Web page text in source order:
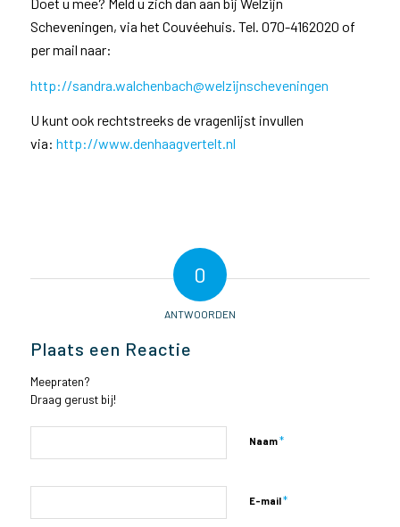
Scheveningen, via het Couvéehuis. Tel. 070-4162020 of
per mail naar:
http://sandra.walchenbach@welzijnscheveningen
U kunt ook rechtstreeks de vragenlijst invullen
via: http://www.denhaagvertelt.nl
0
ANTWOORDEN
Plaats een Reactie
Meepraten?
Draag gerust bij!
Naam*
E-mail*